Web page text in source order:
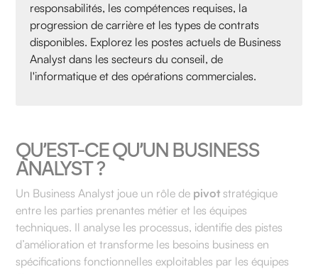
responsabilités, les compétences requises, la
progression de carrière et les types de contrats
disponibles. Explorez les postes actuels de Business
Analyst dans les secteurs du conseil, de
l'informatique et des opérations commerciales.
QU’EST-CE QU’UN BUSINESS
ANALYST ?
Un Business Analyst joue un rôle de pivot stratégique
entre les parties prenantes métier et les équipes
techniques. Il analyse les processus, identifie des pistes
d’amélioration et transforme les besoins business en
spécifications fonctionnelles exploitables par les équipes